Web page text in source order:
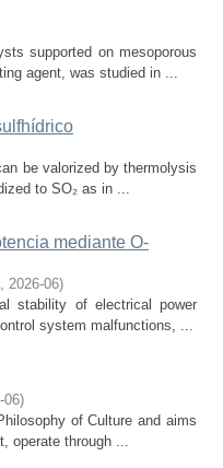
supported on mesoporous
agent, was studied in ...
be valorized by thermolysis
to SO₂ as in ...
mediante O-
, 2026-06)
stability of electrical power
system malfunctions, ...
06)
of Culture and aims
operate through ...